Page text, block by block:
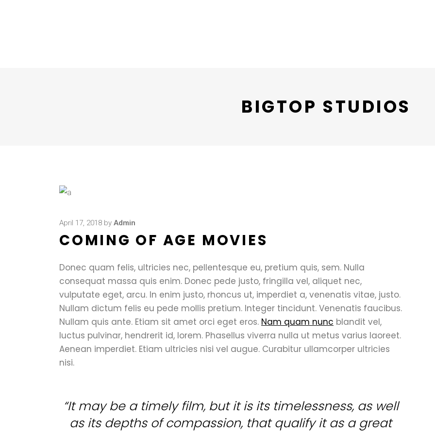
BIGTOP STUDIOS
April 17, 2018 by Admin
COMING OF AGE MOVIES
Donec quam felis, ultricies nec, pellentesque eu, pretium quis, sem. Nulla
consequat massa quis enim. Donec pede justo, fringilla vel, aliquet nec,
vulputate eget, arcu. In enim justo, rhoncus ut, imperdiet a, venenatis vitae, justo.
Nullam dictum felis eu pede mollis pretium. Integer tincidunt. Venenatis faucibus.
Nullam quis ante. Etiam sit amet orci eget eros. Nam quam nunc blandit vel,
luctus pulvinar, hendrerit id, lorem. Phasellus viverra nulla ut metus varius laoreet.
Aenean imperdiet. Etiam ultricies nisi vel augue. Curabitur ullamcorper ultricies
nisi.
“It may be a timely film, but it is its timelessness, as well
as its depths of compassion, that qualify it as a great